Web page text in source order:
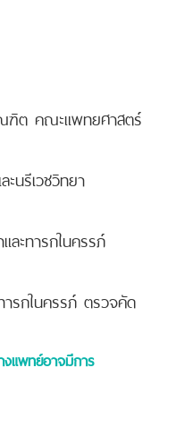
ต คณะแพทยศาสตร์
นรีเวชวิทยา
ทารกในครรภ์
รกในครรภ์ ตรวจคัด
แพทย์อาจมีการ